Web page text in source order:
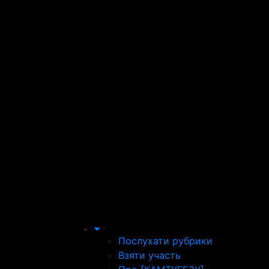
Послухати рубрики
Взяти участь